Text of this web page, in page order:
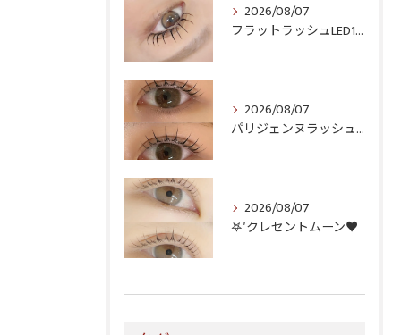
2026/08/07
フラットラッシュLED100本＆ヘルシー‎🤍
2026/08/07
パリジェンヌラッシュリフト♪
2026/08/07
𖤐′クレセントムーン♥️